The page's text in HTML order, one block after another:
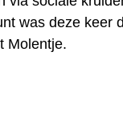
was deze keer
Molentje.